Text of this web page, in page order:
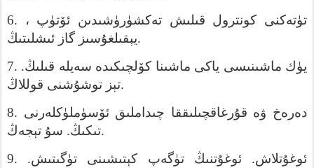
6.
تۈتەكنى كونترول قىلىش تەكشۈرۈشىدىن ئۆتۈپ ،
يېقىلغۇسىز گاز ئىشلىتىڭ
.
7.
يۈك ماشىنىسى ياكى ماشىنا كۆلچىكىدە سەيلە قىلىڭ.
تېز توشۇشنى قوللاڭ
.
8.
دەرەخ ۋە قۇرغاقچىلىققا چىداملىق ئۆسۈملۈكلەرنى
تىكىڭ. سۇ تېجەڭ
.
9.
ئوغۇتلاش.ئوغۇتنىڭ تۈگەپ كېتىشىنى تۈگىتىش.